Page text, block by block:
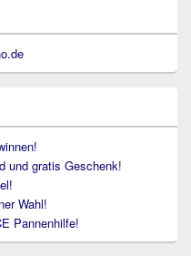
und gratis Geschenk!
Wahl!
Pannenhilfe!